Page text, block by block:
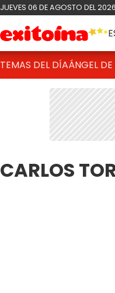
JUEVES 06 DE AGOSTO DEL 2026
TEMAS DEL DÍAÁNGEL
CARLOS